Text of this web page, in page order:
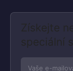
Získejte
speciální